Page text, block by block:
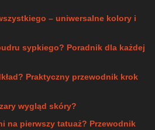
– uniwersalne kolory i
sypkiego? Poradnik dla każdej
Praktyczny przewodnik krok
wygląd skóry?
na pierwszy tatuaż? Przewodnik